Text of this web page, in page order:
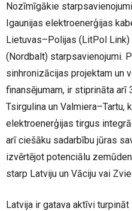
Nozīmīgākie
Igaunijas elektroenerģijas
Lietuvas–Polijas (LitPol
(Nordbalt) starpsavienojumi.
sinhronizācijas projektam un
finansējumam, ir stiprināta arī
Tsirgulina un Valmiera–Tartu,
elektroenerģijas tirgus
arī ciešāku sadarbību jūras
izvērtējot potenciālu
starp Latviju un Vāciju vai
Latvija ir gatava aktīvi turpināt